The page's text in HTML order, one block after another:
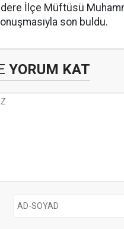
İlçe Müftüsü
son buldu.
YORUM KAT